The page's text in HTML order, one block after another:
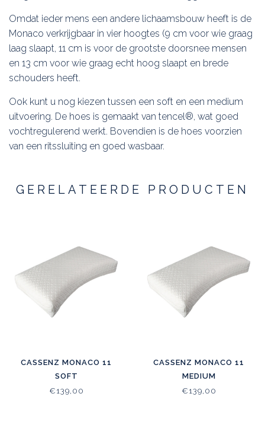
Omdat ieder mens een andere lichaamsbouw heeft is de
Monaco verkrijgbaar in vier hoogtes (9 cm voor wie graag
laag slaapt, 11 cm is voor de grootste doorsnee mensen
en 13 cm voor wie graag echt hoog slaapt en brede
schouders heeft.
Ook kunt u nog kiezen tussen een soft en een medium
uitvoering. De hoes is gemaakt van tencel®, wat goed
vochtregulerend werkt. Bovendien is de hoes voorzien
van een ritssluiting en goed wasbaar.
GERELATEERDE PRODUCTEN
CASSENZ MONACO 11
SOFT
€139,00
CASSENZ MONACO 11
MEDIUM
€139,00